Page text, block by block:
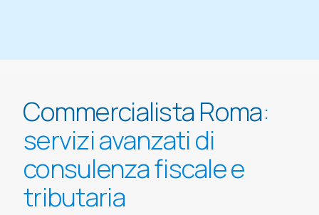
⁨Commercialista Roma:
servizi avanzati di
consulenza fiscale e
tributaria